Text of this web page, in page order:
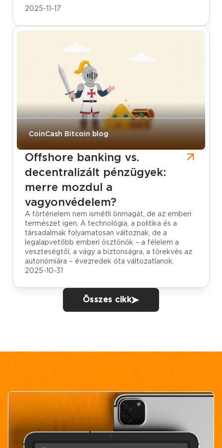
2025-11-17
CoinCash Bitcoin blog
Offshore banking vs.
decentralizált pénzügyek:
merre mozdul a
vagyonvédelem?
A történelem nem ismétli önmagát, de az emberi
természet igen. A technológia, a politika és a
társadalmak folyamatosan változnak, de a
legalapvetőbb emberi ösztönök – a félelem a
veszteségtől, a vágy a biztonságra, a törekvés az
autonómiára – évezredek óta változatlanok.
2025-10-31
Összes cikk